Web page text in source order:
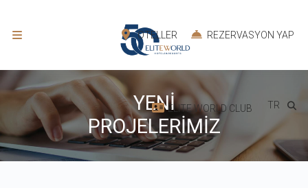
OTELLER REZERVASYON YAP
ELITE WORLD CLUB TR
YENİ
PROJELERİMİZ